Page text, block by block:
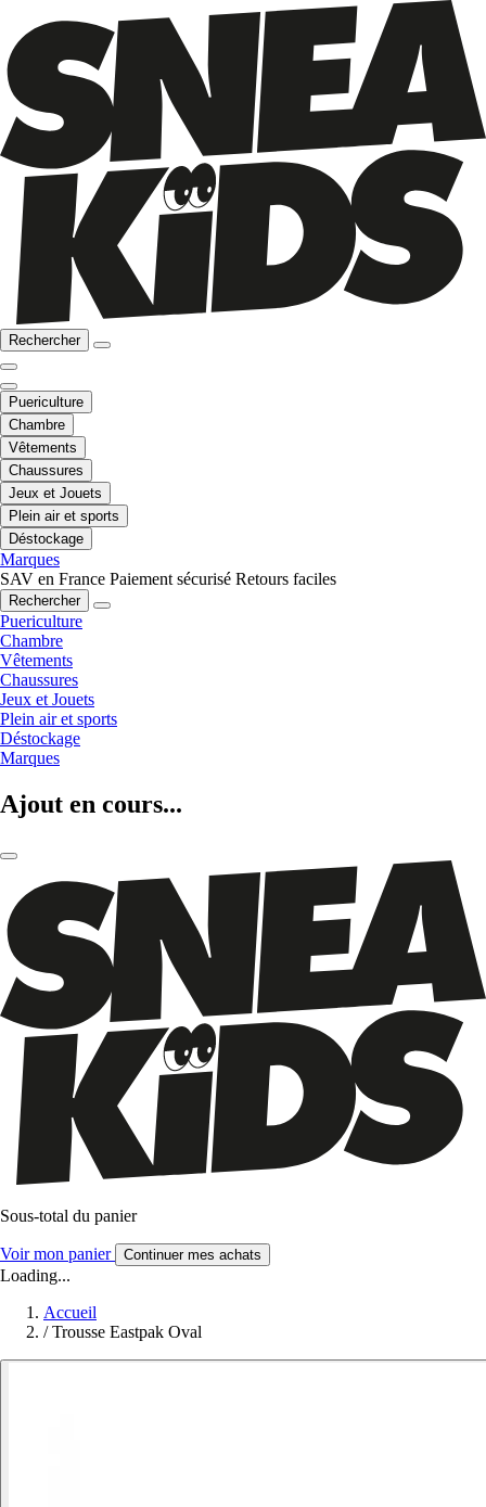
Rechercher
Puericulture
Chambre
Vêtements
Chaussures
Jeux et Jouets
Plein air et sports
Déstockage
Marques
SAV en France Paiement sécurisé Retours faciles
Rechercher
Puericulture
Chambre
Vêtements
Chaussures
Jeux et Jouets
Plein air et sports
Déstockage
Marques
Ajout en cours...
Sous-total du panier
Voir mon panier Continuer mes achats
Loading...
Accueil
/ Trousse Eastpak Oval